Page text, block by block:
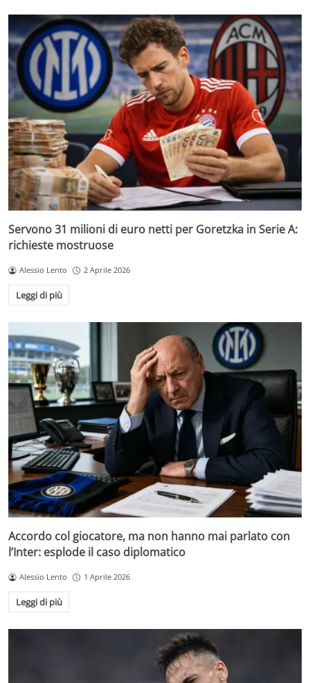
Servono 31 milioni di euro netti per Goretzka in Serie A:
richieste mostruose
Alessio Lento 2 Aprile 2026
Leggi di più
Accordo col giocatore, ma non hanno mai parlato con
l’Inter: esplode il caso diplomatico
Alessio Lento 1 Aprile 2026
Leggi di più